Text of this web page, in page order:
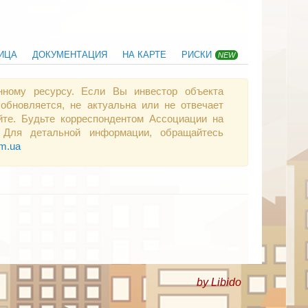
ДОКУМЕНТАЦИЯ НА КАРТЕ РИСКИ NEW
ресурсу. Если Вы инвестор объекта
не актуальна или не отвечает
Будьте корреспондентом Ассоциации на
детальной информации, обращайтесь
by Libido